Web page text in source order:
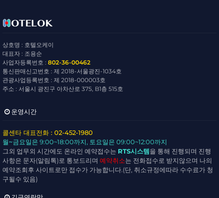
상호명 : 호텔오케이
대표자 : 조용순
사업자등록번호 : 802-36-00462
통신판매신고번호 : 제 2018-서울광진-1034호
관광사업등록번호 : 제 2018-000003호
주소 : 서울시 광진구 아차산로 375, B1층 515호
운영시간
콜센타 대표전화 : 02-452-1980
월~금요일은 9:00~18:00까지, 토요일은 09:00~12:00까지
그외 업무외 시간에도 온라인 예약접수는 RTS시스템을 통해 진행되며 진행
사항은 문자(알림톡)로 통보드리며 예약취소는 전화접수로 받지않으며 나의
예약조회후 사이트로만 접수가 가능합니다.(단, 취소규정에따라 수수료가 청
구될수 있음)